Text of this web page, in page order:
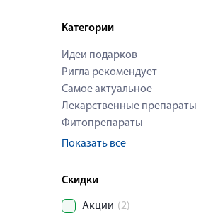
Категории
Идеи подарков
Ригла рекомендует
Самое актуальное
Лекарственные препараты
Фитопрепараты
Показать все
Скидки
Акции (2)